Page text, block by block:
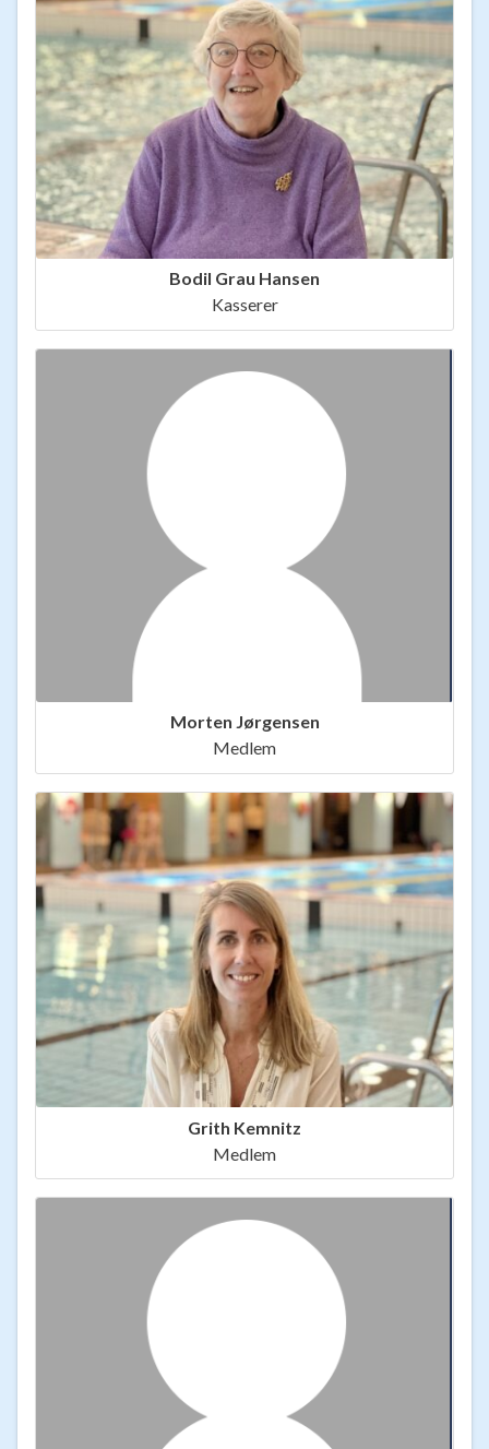
Bodil Grau Hansen
Kasserer
Morten Jørgensen
Medlem
Grith Kemnitz
Medlem